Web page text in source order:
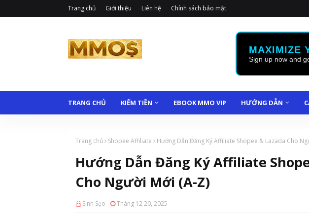
Trang chủ Giới thiệu Liên hệ Chính sách bảo mật
MAXIMIZE
Sign up now and
TRANG CHỦ KIẾM TIỀN EBOOK MMO VIP HƯỚNG DẪN
Trang chủ Shopee Affiliate Hướng Dẫn Đăng Ký Affiliate Shopee & Lazada Cho
Hướng Dẫn Đăng Ký Affiliate
Cho Người Mới (A-Z)
Sinh Sẹo Tháng 12 20, 2025